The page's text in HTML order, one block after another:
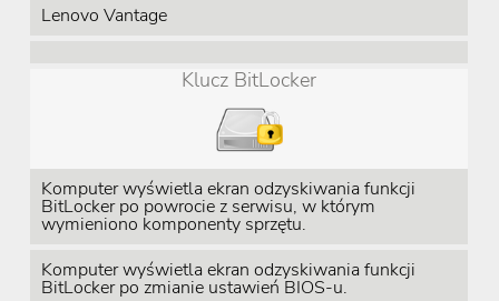
Lenovo Vantage
Klucz BitLocker
Komputer wyświetla ekran odzyskiwania funkcji
BitLocker po powrocie z serwisu, w którym
wymieniono komponenty sprzętu.
Komputer wyświetla ekran odzyskiwania funkcji
BitLocker po zmianie ustawień BIOS-u.